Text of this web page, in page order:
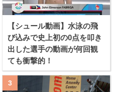
【シュール動画】水泳の飛
び込みで史上初の0点を叩き
出した選手の動画が何回観
ても衝撃的！